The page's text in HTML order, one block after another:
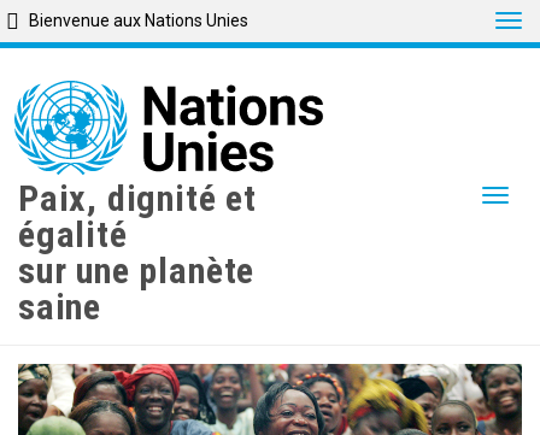
main
content
Bienvenue aux Nations Unies
Paix, dignité et
égalité
sur une planète
saine